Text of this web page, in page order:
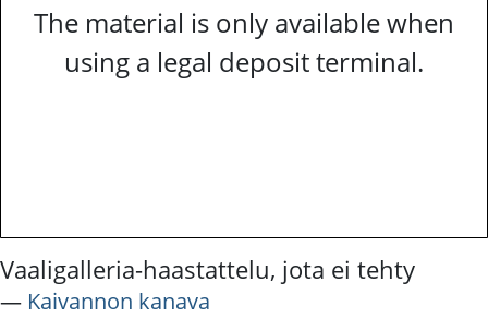
The material is only available when
using a legal deposit terminal.
Vaaligalleria-haastattelu, jota ei tehty
― Kaivannon kanava